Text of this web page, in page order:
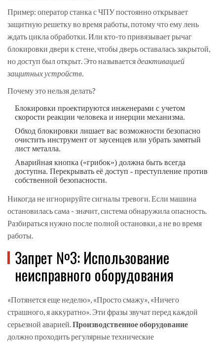
Пример: оператор станка с ЧПУ постоянно открывает
защитную решетку во время работы, потому что ему лень
ждать цикла обработки. Или кто-то привязывает рычаг
блокировки двери к стене, чтобы дверь оставалась закрытой,
но доступ был открыт. Это называетсядеактивацией
защитных устройств.
Почему это нельзя делать?
Блокировки проектируются инженерами с учетом
скорости реакции человека и инерции механизма.
Обход блокировки лишает вас возможности безопасно
очистить инструмент от заусенцев или убрать замятый
лист металла.
Аварийная кнопка («грибок») должна быть всегда
доступна. Перекрывать её доступ - преступление против
собственной безопасности.
Никогда не игнорируйте сигналы тревоги. Если машина
остановилась сама - значит, система обнаружила опасность.
Разбираться нужно после полной остановки, а не во время
работы.
Запрет №3: Использование
неисправного оборудования
«Потянется еще неделю», «Просто смажу», «Ничего
страшного, я аккуратно». Эти фразы звучат перед каждой
серьезной аварией.Производственное оборудование
должно проходитьрегулярные технические